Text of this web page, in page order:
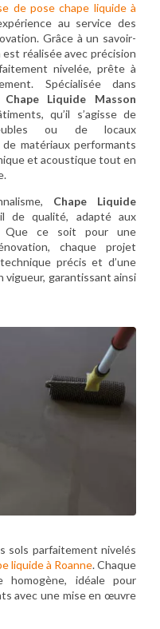
de pose chape liquide à
au service des
Grâce à un savoir-
réalisée avec précision
nivelée, prête à
Spécialisée dans
Chape Liquide Masson
qu’il s’agisse de
ou de locaux
matériaux performants
et acoustique tout en
Chape Liquide
de qualité, adapté aux
Que ce soit pour une
chaque projet
précis et d’une
vigueur, garantissant ainsi
sols parfaitement nivelés
liquide à Roanne. Chaque
homogène, idéale pour
avec une mise en œuvre